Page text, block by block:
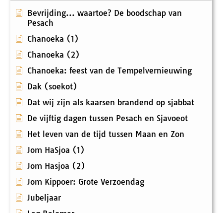
Bevrijding... waartoe? De boodschap van
Pesach
Chanoeka (1)
Chanoeka (2)
Chanoeka: feest van de Tempelvernieuwing
Dak (soekot)
Dat wij zijn als kaarsen brandend op sjabbat
De vijftig dagen tussen Pesach en Sjavoeot
Het leven van de tijd tussen Maan en Zon
Jom HaSjoa (1)
Jom Hasjoa (2)
Jom Kippoer: Grote Verzoendag
Jubeljaar